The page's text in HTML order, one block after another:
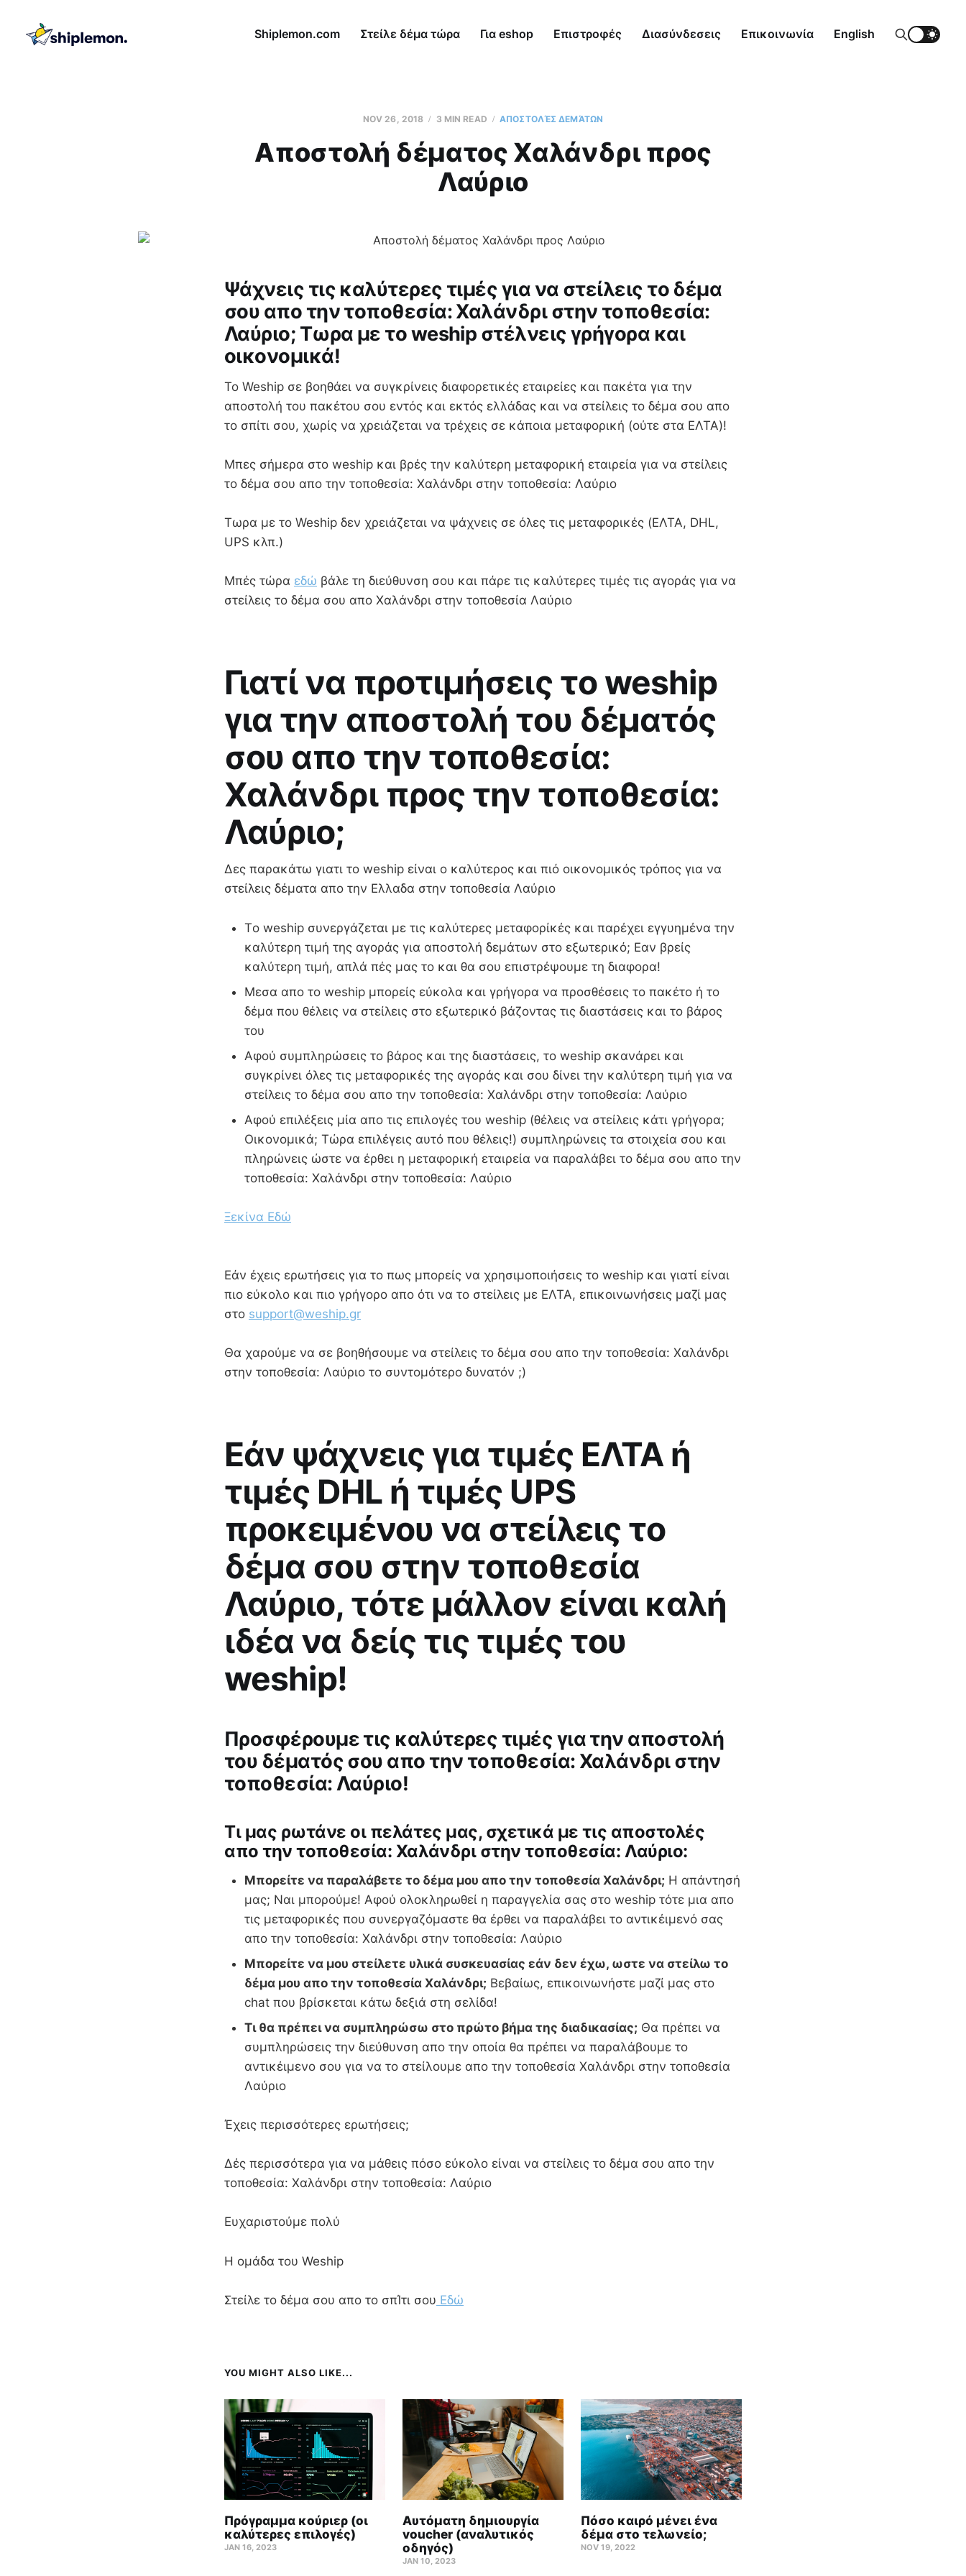
Shiplemon.com Στείλε δέμα τώρα Για eshop Επιστροφές Διασύνδεσεις Επικοινωνία English
NOV 26, 2018 3 MIN READ AΠΟΣΤΟΛΈΣ ΔΕΜΆΤΩΝ
Aποστολή δέματος Χαλάνδρι προς
Λαύριο
Ψάχνεις τις καλύτερες τιμές για να στείλεις το δέμα
σου απο την τοποθεσία: Χαλάνδρι στην τοποθεσία:
Λαύριο; Τωρα με το weship στέλνεις γρήγορα και
οικονομικά!
Το Weship σε βοηθάει να συγκρίνεις διαφορετικές εταιρείες και πακέτα για την
αποστολή του πακέτου σου εντός και εκτός ελλάδας και να στείλεις το δέμα σου απο
το σπίτι σου, χωρίς να χρειάζεται να τρέχεις σε κάποια μεταφορική (ούτε στα ΕΛΤΑ)!
Mπες σήμερα στο weship και βρές την καλύτερη μεταφορική εταιρεία για να στείλεις
το δέμα σου απο την τοποθεσία: Χαλάνδρι στην τοποθεσία: Λαύριο
Τωρα με το Weship δεν χρειάζεται να ψάχνεις σε όλες τις μεταφορικές (ΕΛΤΑ, DHL,
UPS κλπ.)
Μπές τώρα εδώ βάλε τη διεύθυνση σου και πάρε τις καλύτερες τιμές τις αγοράς για να
στείλεις το δέμα σου απο Χαλάνδρι στην τοποθεσία Λαύριο
Γιατί να προτιμήσεις το weship
για την αποστολή του δέματός
σου απο την τοποθεσία:
Χαλάνδρι προς την τοποθεσία:
Λαύριο;
Δες παρακάτω γιατι το weship είναι ο καλύτερος και πιό οικονομικός τρόπος για να
στείλεις δέματα απο την Ελλαδα στην τοποθεσία Λαύριο
Τo weship συνεργάζεται με τις καλύτερες μεταφορίκές και παρέχει εγγυημένα την
καλύτερη τιμή της αγοράς για αποστολή δεμάτων στο εξωτερικό; Εαν βρείς
καλύτερη τιμή, απλά πές μας το και θα σου επιστρέψουμε τη διαφορα!
Μεσα απο το weship μπορείς εύκολα και γρήγορα να προσθέσεις το πακέτο ή το
δέμα που θέλεις να στείλεις στο εξωτερικό βάζοντας τις διαστάσεις και το βάρος
του
Αφού συμπληρώσεις το βάρος και της διαστάσεις, το weship σκανάρει και
συγκρίνει όλες τις μεταφορικές της αγοράς και σου δίνει την καλύτερη τιμή για να
στείλεις το δέμα σου απο την τοποθεσία: Χαλάνδρι στην τοποθεσία: Λαύριο
Αφού επιλέξεις μία απο τις επιλογές του weship (θέλεις να στείλεις κάτι γρήγορα;
Οικονομικά; Τώρα επιλέγεις αυτό που θέλεις!) συμπληρώνεις τα στοιχεία σου και
πληρώνεις ώστε να έρθει η μεταφορική εταιρεία να παραλάβει το δέμα σου απο την
τοποθεσία: Χαλάνδρι στην τοποθεσία: Λαύριο
Ξεκίνα Εδώ
Εάν έχεις ερωτήσεις για το πως μπορείς να χρησιμοποιήσεις το weship και γιατί είναι
πιο εύκολο και πιο γρήγορο απο ότι να το στείλεις με ΕΛΤΑ, επικοινωνήσεις μαζί μας
στο support@weship.gr
Θα χαρούμε να σε βοηθήσουμε να στείλεις το δέμα σου απο την τοποθεσία: Χαλάνδρι
στην τοποθεσία: Λαύριο το συντομότερο δυνατόν ;)
Εάν ψάχνεις για τιμές ΕΛΤΑ ή
τιμές DHL ή τιμές UPS
προκειμένου να στείλεις το
δέμα σου στην τοποθεσία
Λαύριο, τότε μάλλον είναι καλή
ιδέα να δείς τις τιμές του
weship!
Προσφέρουμε τις καλύτερες τιμές για την αποστολή
του δέματός σου απο την τοποθεσία: Χαλάνδρι στην
τοποθεσία: Λαύριο!
Tι μας ρωτάνε οι πελάτες μας, σχετικά με τις αποστολές
απο την τοποθεσία: Χαλάνδρι στην τοποθεσία: Λαύριο:
Μπορείτε να παραλάβετε το δέμα μου απο την τοποθεσία Χαλάνδρι; Η απάντησή
μας; Ναι μπορούμε! Αφού ολοκληρωθεί η παραγγελία σας στο weship τότε μια απο
τις μεταφορικές που συνεργαζόμαστε θα έρθει να παραλάβει το αντικέιμενό σας
απο την τοποθεσία: Χαλάνδρι στην τοποθεσία: Λαύριο
Μπορείτε να μου στείλετε υλικά συσκευασίας εάν δεν έχω, ωστε να στείλω το
δέμα μου απο την τοποθεσία Χαλάνδρι; Βεβαίως, επικοινωνήστε μαζί μας στο
chat που βρίσκεται κάτω δεξιά στη σελίδα!
Τι θα πρέπει να συμπληρώσω στο πρώτο βήμα της διαδικασίας; Θα πρέπει να
συμπληρώσεις την διεύθυνση απο την οποία θα πρέπει να παραλάβουμε το
αντικέιμενο σου για να το στείλουμε απο την τοποθεσία Χαλάνδρι στην τοποθεσία
Λαύριο
Έχεις περισσότερες ερωτήσεις;
Δές περισσότερα για να μάθεις πόσο εύκολο είναι να στείλεις το δέμα σου απο την
τοποθεσία: Χαλάνδρι στην τοποθεσία: Λαύριο
Ευχαριστούμε πολύ
Η ομάδα του Weship
Στείλε το δέμα σου απο το σπΊτι σου Εδώ
YOU MIGHT ALSO LIKE...
Πρόγραμμα κούριερ (οι
καλύτερες επιλογές)
JAN 16, 2023
Αυτόματη δημιουργία
voucher (αναλυτικός
οδηγός)
JAN 10, 2023
Πόσο καιρό μένει ένα
δέμα στο τελωνείο;
NOV 19, 2022